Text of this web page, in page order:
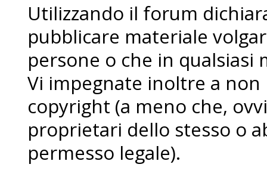
Utilizzando il forum
pubblicare materiale
persone o che in qualsiasi
Vi impegnate inoltre a
copyright (a meno che,
proprietari dello stesso o
permesso legale).